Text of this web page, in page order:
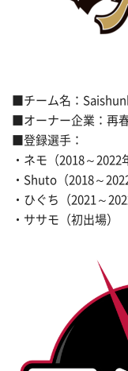
■チーム名：
■オーナー企業：再
■登録選手：
・ネモ（2018～2022
・Shuto（2018～
・ひぐち（2021～
・ササモ（初出場）